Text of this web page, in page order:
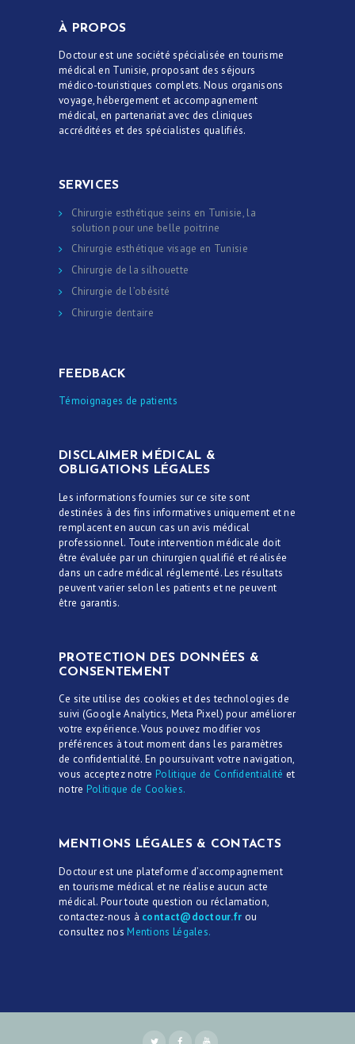
À PROPOS
Doctour est une société spécialisée en tourisme
médical en Tunisie, proposant des séjours
médico-touristiques complets. Nous organisons
voyage, hébergement et accompagnement
médical, en partenariat avec des cliniques
accréditées et des spécialistes qualifiés.
SERVICES
Chirurgie esthétique seins en Tunisie, la
solution pour une belle poitrine
Chirurgie esthétique visage en Tunisie
Chirurgie de la silhouette
Chirurgie de l’obésité
Chirurgie dentaire
FEEDBACK
Témoignages de patients
DISCLAIMER MÉDICAL &
OBLIGATIONS LÉGALES
Les informations fournies sur ce site sont
destinées à des fins informatives uniquement et ne
remplacent en aucun cas un avis médical
professionnel. Toute intervention médicale doit
être évaluée par un chirurgien qualifié et réalisée
dans un cadre médical réglementé. Les résultats
peuvent varier selon les patients et ne peuvent
être garantis.
PROTECTION DES DONNÉES &
CONSENTEMENT
Ce site utilise des cookies et des technologies de
suivi (Google Analytics, Meta Pixel) pour améliorer
votre expérience. Vous pouvez modifier vos
préférences à tout moment dans les paramètres
de confidentialité. En poursuivant votre navigation,
vous acceptez notre Politique de Confidentialité et
notre Politique de Cookies.
MENTIONS LÉGALES & CONTACTS
Doctour est une plateforme d’accompagnement
en tourisme médical et ne réalise aucun acte
médical. Pour toute question ou réclamation,
contactez-nous à contact@doctour.fr ou
consultez nos Mentions Légales.